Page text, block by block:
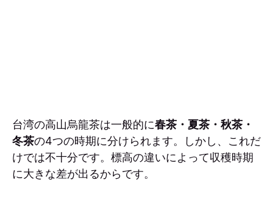
台湾の高山烏龍茶は一般的に春茶・夏茶・秋茶・
冬茶の4つの時期に分けられます。しかし、これだ
けでは不十分です。標高の違いによって収穫時期
に大きな差が出るからです。